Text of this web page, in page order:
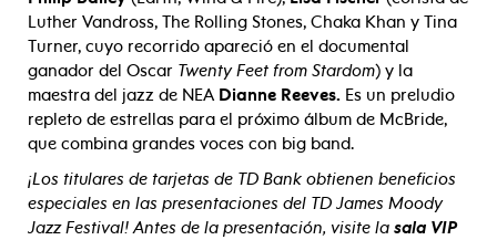
Luther Vandross, The Rolling Stones, Chaka Khan y Tina
Turner, cuyo recorrido apareció en el documental
ganador del Oscar Twenty Feet from Stardom) y la
maestra del jazz de NEA Dianne Reeves. Es un preludio
repleto de estrellas para el próximo álbum de McBride,
que combina grandes voces con big band.
¡Los titulares de tarjetas de TD Bank obtienen beneficios
especiales en las presentaciones del TD James Moody
Jazz Festival! Antes de la presentación, visite la sala VIP